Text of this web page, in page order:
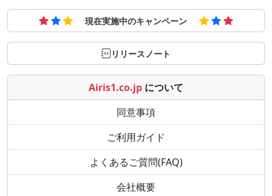
現在実施中のキャンペーン
リリースノート
Airis1.co.jp について
同意事項
ご利用ガイド
よくあるご質問(FAQ)
会社概要